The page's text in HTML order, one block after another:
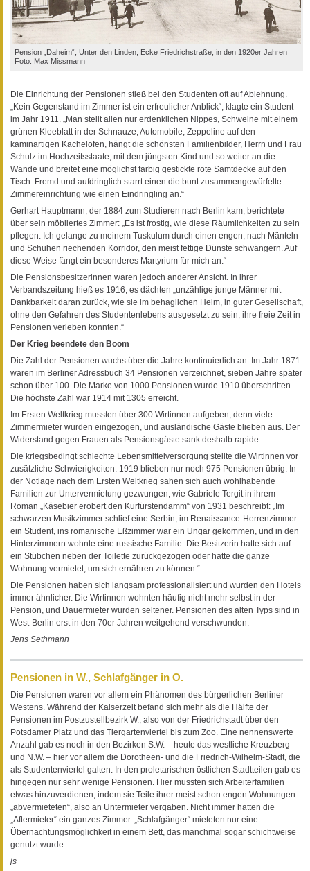
Pension „Daheim“, Unter den Linden, Ecke Friedrichstraße, in den 1920er Jahren
Foto: Max Missmann
Die Einrichtung der Pensionen stieß bei den Studenten oft auf Ablehnung.
„Kein Gegenstand im Zimmer ist ein erfreulicher Anblick“, klagte ein Student
im Jahr 1911. „Man stellt allen nur erdenklichen Nippes, Schweine mit einem
grünen Kleeblatt in der Schnauze, Automobile, Zeppeline auf den
kaminartigen Kachelofen, hängt die schönsten Familienbilder, Herrn und Frau
Schulz im Hochzeitsstaate, mit dem jüngsten Kind und so weiter an die
Wände und breitet eine möglichst farbig gestickte rote Samtdecke auf den
Tisch. Fremd und aufdringlich starrt einen die bunt zusammengewürfelte
Zimmereinrichtung wie einen Eindringling an.“
Gerhart Hauptmann, der 1884 zum Studieren nach Berlin kam, berichtete
über sein möbliertes Zimmer: „Es ist frostig, wie diese Räumlichkeiten zu sein
pflegen. Ich gelange zu meinem Tuskulum durch einen engen, nach Mänteln
und Schuhen riechenden Korridor, den meist fettige Dünste schwängern. Auf
diese Weise fängt ein besonderes Martyrium für mich an.“
Die Pensionsbesitzerinnen waren jedoch anderer Ansicht. In ihrer
Verbandszeitung hieß es 1916, es dächten „unzählige junge Männer mit
Dankbarkeit daran zurück, wie sie im behaglichen Heim, in guter Gesellschaft,
ohne den Gefahren des Studentenlebens ausgesetzt zu sein, ihre freie Zeit in
Pensionen verleben konnten.“
Der Krieg beendete den Boom
Die Zahl der Pensionen wuchs über die Jahre kontinuierlich an. Im Jahr 1871
waren im Berliner Adressbuch 34 Pensionen verzeichnet, sieben Jahre später
schon über 100. Die Marke von 1000 Pensionen wurde 1910 überschritten.
Die höchste Zahl war 1914 mit 1305 erreicht.
Im Ersten Weltkrieg mussten über 300 Wirtinnen aufgeben, denn viele
Zimmermieter wurden eingezogen, und ausländische Gäste blieben aus. Der
Widerstand gegen Frauen als Pensionsgäste sank deshalb rapide.
Die kriegsbedingt schlechte Lebensmittelversorgung stellte die Wirtinnen vor
zusätzliche Schwierigkeiten. 1919 blieben nur noch 975 Pensionen übrig. In
der Notlage nach dem Ersten Weltkrieg sahen sich auch wohlhabende
Familien zur Untervermietung gezwungen, wie Gabriele Tergit in ihrem
Roman „Käsebier erobert den Kurfürstendamm“ von 1931 beschreibt: „Im
schwarzen Musikzimmer schlief eine Serbin, im Renaissance-Herrenzimmer
ein Student, ins romanische Eßzimmer war ein Ungar gekommen, und in den
Hinterzimmern wohnte eine russische Familie. Die Besitzerin hatte sich auf
ein Stübchen neben der Toilette zurückgezogen oder hatte die ganze
Wohnung vermietet, um sich ernähren zu können.“
Die Pensionen haben sich langsam professionalisiert und wurden den Hotels
immer ähnlicher. Die Wirtinnen wohnten häufig nicht mehr selbst in der
Pension, und Dauermieter wurden seltener. Pensionen des alten Typs sind in
West-Berlin erst in den 70er Jahren weitgehend verschwunden.
Jens Sethmann
Pensionen in W., Schlafgänger in O.
Die Pensionen waren vor allem ein Phänomen des bürgerlichen Berliner
Westens. Während der Kaiserzeit befand sich mehr als die Hälfte der
Pensionen im Postzustellbezirk W., also von der Friedrichstadt über den
Potsdamer Platz und das Tiergartenviertel bis zum Zoo. Eine nennenswerte
Anzahl gab es noch in den Bezirken S.W. – heute das westliche Kreuzberg –
und N.W. – hier vor allem die Dorotheen- und die Friedrich-Wilhelm-Stadt, die
als Studentenviertel galten. In den proletarischen östlichen Stadtteilen gab es
hingegen nur sehr wenige Pensionen. Hier mussten sich Arbeiterfamilien
etwas hinzuverdienen, indem sie Teile ihrer meist schon engen Wohnungen
„abvermieteten“, also an Untermieter vergaben. Nicht immer hatten die
„Aftermieter“ ein ganzes Zimmer. „Schlafgänger“ mieteten nur eine
Übernachtungsmöglichkeit in einem Bett, das manchmal sogar schichtweise
genutzt wurde.
js